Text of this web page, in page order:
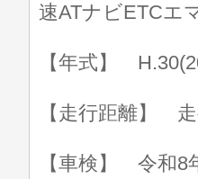
速ATナビETCエ
【年式】
【走行距離】
【車検】 令和8